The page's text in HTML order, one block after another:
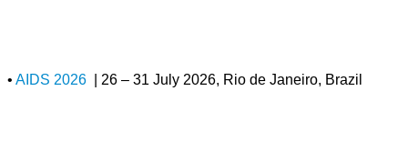
• AIDS 2026 | 26 – 31 July 2026, Rio de Janeiro, Brazil